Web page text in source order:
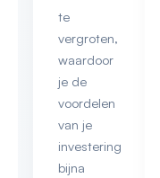
te
vergroten,
waardoor
je de
voordelen
van je
investering
bijna